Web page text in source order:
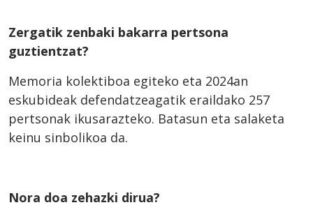
Zergatik zenbaki bakarra pertsona
guztientzat?
Memoria kolektiboa egiteko eta 2024an
eskubideak defendatzeagatik eraildako 257
pertsonak ikusarazteko. Batasun eta salaketa
keinu sinbolikoa da.
Nora doa zehazki dirua?